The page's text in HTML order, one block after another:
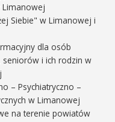
Limanowej
Siebie" w Limanowej i
dla osób
i ich rodzin w
– Psychiatryczno –
w Limanowej
na terenie powiatów